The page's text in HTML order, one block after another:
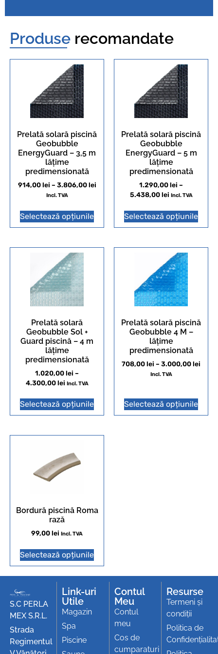
Produse recomandate
Prelată solară piscină
Geobubble
EnergyGuard – 3,5 m
lățime
predimensionată
914,00lei – 3.806,00lei
Incl. TVA
Selectează opțiunile
Prelată solară piscină
Geobubble
EnergyGuard – 5 m
lățime
predimensionată
1.290,00lei –
5.438,00lei Incl. TVA
Selectează opțiunile
Prelată solară
Geobubble Sol +
Guard piscină – 4 m
lățime
predimensionată
1.020,00lei –
4.300,00lei Incl. TVA
Selectează opțiunile
Prelată solară piscină
Geobubble 4 M –
lățime
predimensionată
708,00lei – 3.000,00lei
Incl. TVA
Selectează opțiunile
Bordură piscină Roma
rază
99,00lei Incl. TVA
Selectează opțiunile
S.C PERLA
MEX S.R.L.
Strada
Regimentul
Link-uri
Utile
Magazin
Spa
Piscine
Contul
Meu
Contul
meu
Cos de
cumparaturi
Resurse
Termeni și
condiții
Politica de